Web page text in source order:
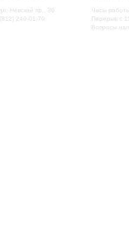
Невский пр., 30
240-01-70
Часы
Перерыв с
Вопросы